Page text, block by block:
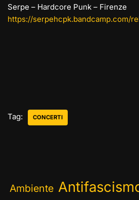
Serpe – Hardcore Punk – Firenze
https://serpehcpk.bandcamp.com/
Tag: CONCERTI
Ambiente